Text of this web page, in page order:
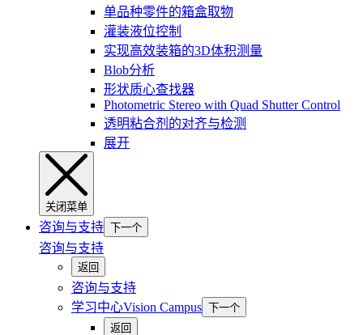
单品种零件的箱盒取物
灌装液位控制
实现高效装箱的3D体积测量
Blob分析
形状质心查找器
Photometric Stereo with Quad Shutter Control
透明粘合剂的对齐与检测
展开
关闭菜单
咨询与支持 下一个
咨询与支持
返回
咨询与支持
学习中心Vision Campus
下一个
返回